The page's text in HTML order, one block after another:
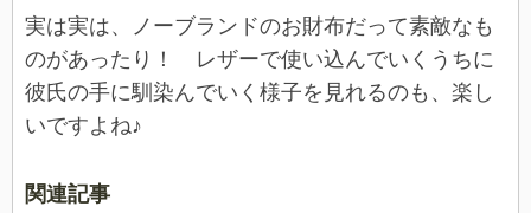
実は実は、ノーブランドのお財布だって素敵なも
のがあったり！ レザーで使い込んでいくうちに
彼氏の手に馴染んでいく様子を見れるのも、楽し
いですよね♪
関連記事